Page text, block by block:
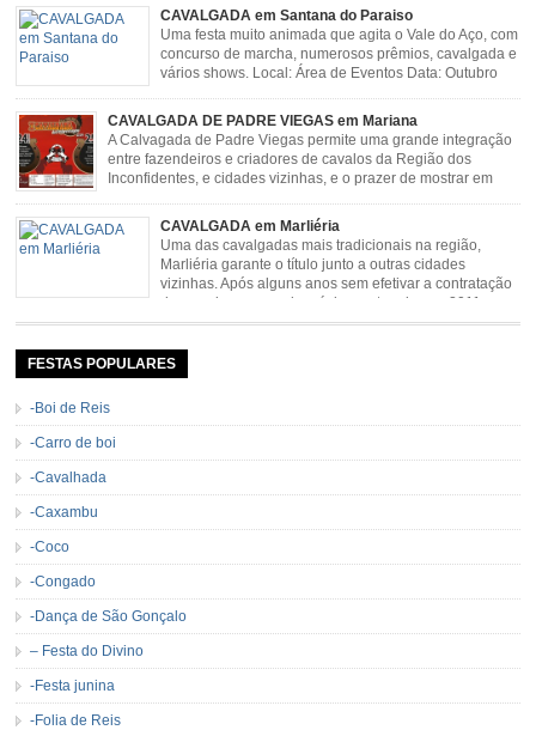
CAVALGADA em Santana do Paraiso
Uma festa muito animada que agita o Vale do Aço, com
concurso de marcha, numerosos prêmios, cavalgada e
vários shows. Local: Área de Eventos Data: Outubro
CAVALGADA DE PADRE VIEGAS em Mariana
A Calvagada de Padre Viegas permite uma grande integração
entre fazendeiros e criadores de cavalos da Região dos
Inconfidentes, e cidades vizinhas, e o prazer de mostrar em
resgata cultura e saúde além de contar com apresentações musicais. Local:
Distrito de Padre Viegas, Antigo Campo de […]
CAVALGADA em Marliéria
Uma das cavalgadas mais tradicionais na região,
Marliéria garante o título junto a outras cidades
vizinhas. Após alguns anos sem efetivar a contratação
de grandes nomes da música sertaneja, em 2011 a
Cavalgada de Marliéria voltou, e não deixou dúvidas de que sua tradição
de […]
FESTAS POPULARES
-Boi de Reis
-Carro de boi
-Cavalhada
-Caxambu
-Coco
-Congado
-Dança de São Gonçalo
– Festa do Divino
-Festa junina
-Folia de Reis